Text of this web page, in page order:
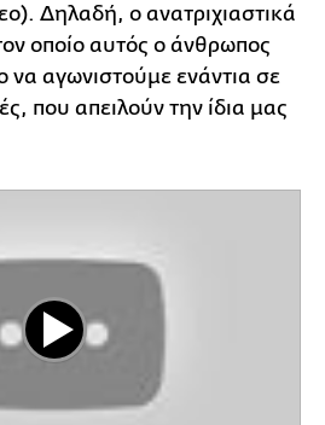
Δηλαδή, ο ανατριχιαστικά
οποίο αυτός ο άνθρωπος
να αγωνιστούμε ενάντια σε
που απειλούν την ίδια μας
Play